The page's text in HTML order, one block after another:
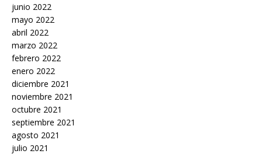
junio 2022
mayo 2022
abril 2022
marzo 2022
febrero 2022
enero 2022
diciembre 2021
noviembre 2021
octubre 2021
septiembre 2021
agosto 2021
julio 2021